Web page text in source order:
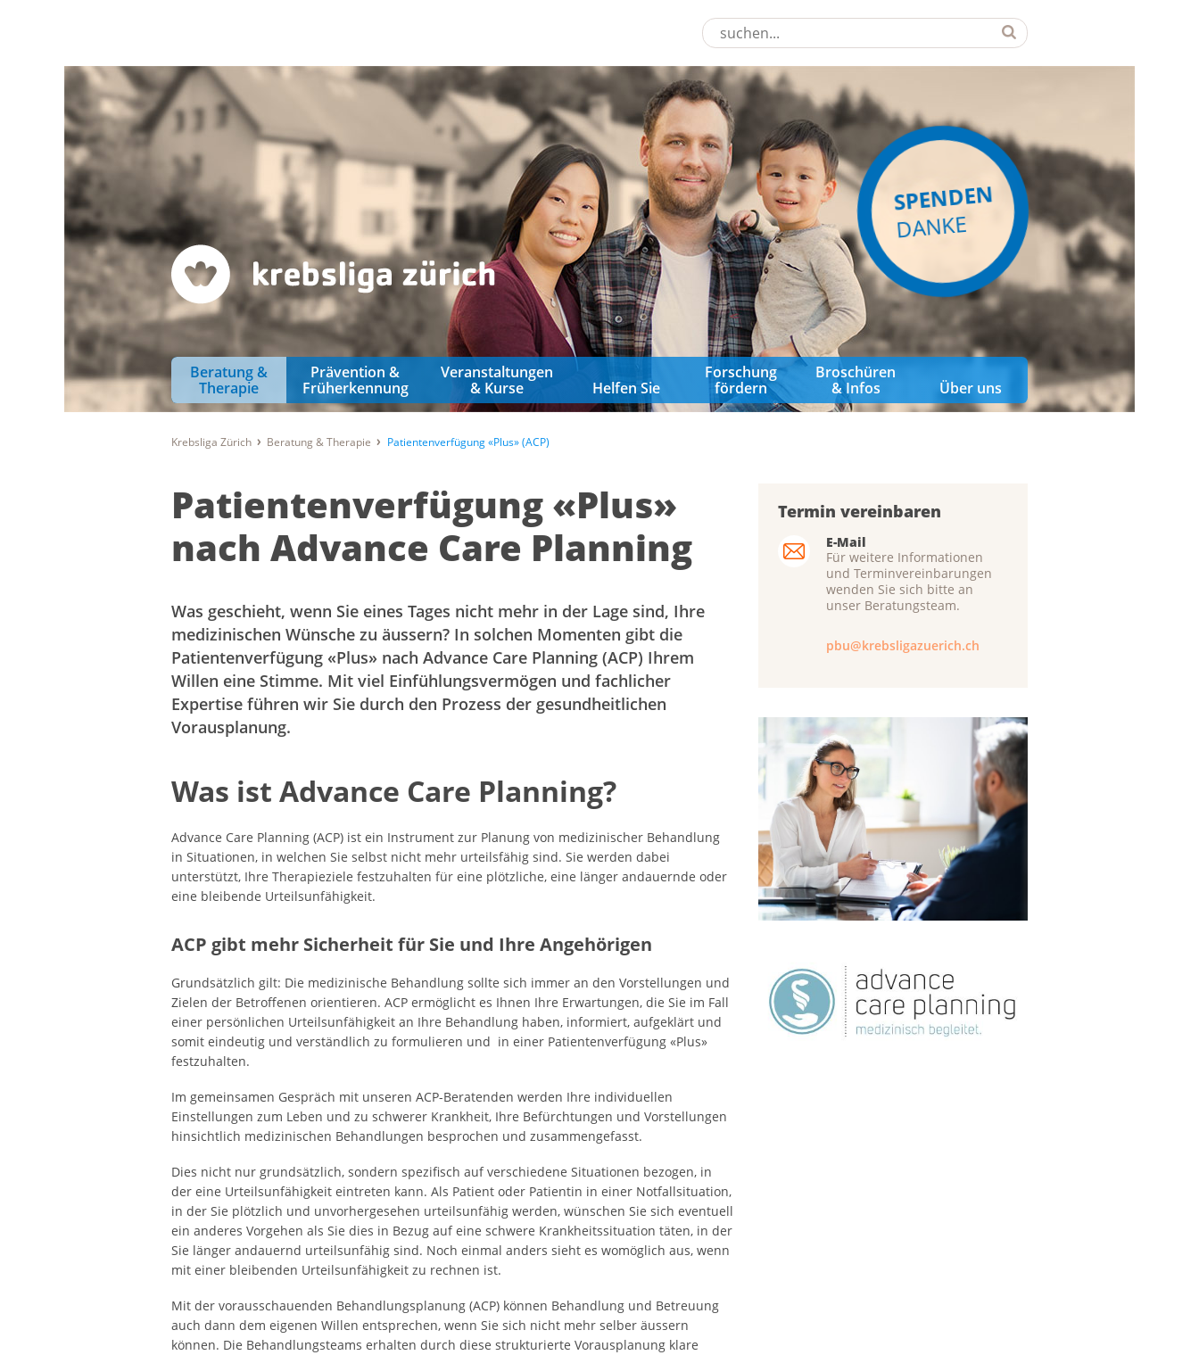
SPENDEN
DANKE
Beratung &
Therapie
Prävention &
Früherkennung
Veranstaltungen
& Kurse
Helfen Sie
Forschung
fördern
Broschüren
& Infos
Über uns
Krebsliga Zürich Beratung & Therapie Patientenverfügung «Plus» (ACP)
Patientenverfügung «Plus»
nach Advance Care Planning
Was geschieht, wenn Sie eines Tages nicht mehr in der Lage sind, Ihre
medizinischen Wünsche zu äussern? In solchen Momenten gibt die
Patientenverfügung «Plus» nach Advance Care Planning (ACP) Ihrem
Willen eine Stimme. Mit viel Einfühlungsvermögen und fachlicher
Expertise führen wir Sie durch den Prozess der gesundheitlichen
Vorausplanung.
Was ist Advance Care Planning?
Advance Care Planning (ACP) ist ein Instrument zur Planung von medizinischer Behandlung
in Situationen, in welchen Sie selbst nicht mehr urteilsfähig sind. Sie werden dabei
unterstützt, Ihre Therapieziele festzuhalten für eine plötzliche, eine länger andauernde oder
eine bleibende Urteilsunfähigkeit.
ACP gibt mehr Sicherheit für Sie und Ihre Angehörigen
Grundsätzlich gilt: Die medizinische Behandlung sollte sich immer an den Vorstellungen und
Zielen der Betroffenen orientieren. ACP ermöglicht es Ihnen Ihre Erwartungen, die Sie im Fall
einer persönlichen Urteilsunfähigkeit an Ihre Behandlung haben, informiert, aufgeklärt und
somit eindeutig und verständlich zu formulieren und in einer Patientenverfügung «Plus»
festzuhalten.
Im gemeinsamen Gespräch mit unseren ACP-Beratenden werden Ihre individuellen
Einstellungen zum Leben und zu schwerer Krankheit, Ihre Befürchtungen und Vorstellungen
hinsichtlich medizinischen Behandlungen besprochen und zusammengefasst.
Dies nicht nur grundsätzlich, sondern spezifisch auf verschiedene Situationen bezogen, in
der eine Urteilsunfähigkeit eintreten kann. Als Patient oder Patientin in einer Notfallsituation,
in der Sie plötzlich und unvorhergesehen urteilsunfähig werden, wünschen Sie sich eventuell
ein anderes Vorgehen als Sie dies in Bezug auf eine schwere Krankheitssituation täten, in der
Sie länger andauernd urteilsunfähig sind. Noch einmal anders sieht es womöglich aus, wenn
mit einer bleibenden Urteilsunfähigkeit zu rechnen ist.
Mit der vorausschauenden Behandlungsplanung (ACP) können Behandlung und Betreuung
auch dann dem eigenen Willen entsprechen, wenn Sie sich nicht mehr selber äussern
können. Die Behandlungsteams erhalten durch diese strukturierte Vorausplanung klare
Termin vereinbaren
E-Mail
Für weitere Informationen
und Terminvereinbarungen
wenden Sie sich bitte an
unser Beratungsteam.
pbu@krebsligazuerich.ch